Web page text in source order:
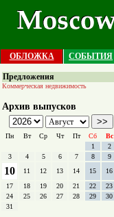
ОБЛОЖКА СОБЫТИЯ
Предложения
Коммерческая недвижимость
Архив выпусков
Пн Вт Ср Чт Пт Сб
Вс
1
2
3
4 5 6 7 8 9
10 11 12 13 14 15
16
17
18 19 20 21 22
23
24
25 26 27 28 29
30
31